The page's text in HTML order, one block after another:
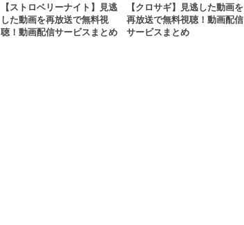
【ストロベリーナイト】見逃
した動画を再放送で無料視
聴！動画配信サービスまとめ
【クロサギ】見逃した動画を
再放送で無料視聴！動画配信
サービスまとめ